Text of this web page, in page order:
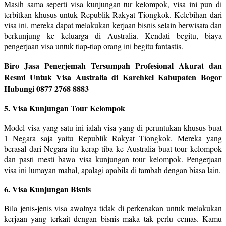
Masih sama seperti visa kunjungan tur kelompok, visa ini pun di
terbitkan khusus untuk Republik Rakyat Tiongkok. Kelebihan dari
visa ini, mereka dapat melakukan kerjaan bisnis selain berwisata dan
berkunjung ke keluarga di Australia. Kendati begitu, biaya
pengerjaan visa untuk tiap-tiap orang ini begitu fantastis.
Biro Jasa Penerjemah Tersumpah Profesional Akurat dan
Resmi Untuk Visa Australia di Karehkel Kabupaten Bogor
Hubungi 0877 2768 8883
5. Visa Kunjungan Tour Kelompok
Model visa yang satu ini ialah visa yang di peruntukan khusus buat
1 Negara saja yaitu Republik Rakyat Tiongkok. Mereka yang
berasal dari Negara itu kerap tiba ke Australia buat tour kelompok
dan pasti mesti bawa visa kunjungan tour kelompok. Pengerjaan
visa ini lumayan mahal, apalagi apabila di tambah dengan biasa lain.
6. Visa Kunjungan Bisnis
Bila jenis-jenis visa awalnya tidak di perkenakan untuk melakukan
kerjaan yang terkait dengan bisnis maka tak perlu cemas. Kamu